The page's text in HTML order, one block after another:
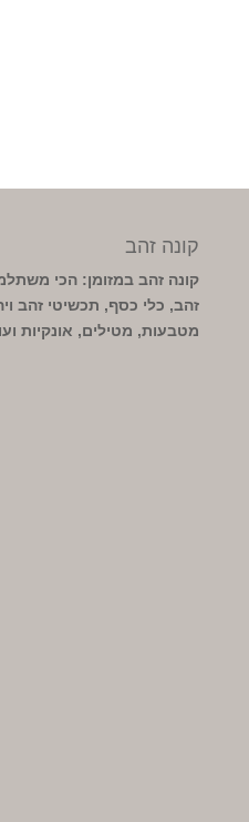
קונה זהב
קונה זהב במזומן: הכי
זהב, כלי כסף, תכשיטי זהב
מטבעות, מטילים, אונקיות